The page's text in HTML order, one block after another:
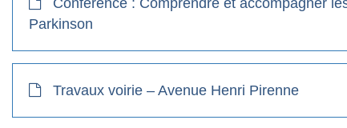
Conférence : Comprendre et accompagner
Parkinson
Travaux voirie – Avenue Henri Pirenne